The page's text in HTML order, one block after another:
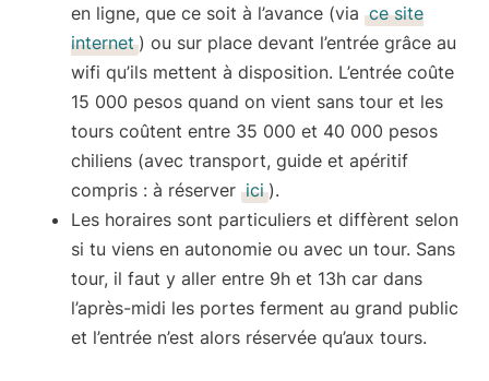
en ligne, que ce soit à l’avance (via ce site
internet ) ou sur place devant l’entrée grâce au
wifi qu’ils mettent à disposition. L’entrée coûte
15 000 pesos quand on vient sans tour et les
tours coûtent entre 35 000 et 40 000 pesos
chiliens (avec transport, guide et apéritif
compris : à réserver ici ).
Les horaires sont particuliers et diffèrent selon
si tu viens en autonomie ou avec un tour. Sans
tour, il faut y aller entre 9h et 13h car dans
l’après-midi les portes ferment au grand public
et l’entrée n’est alors réservée qu’aux tours.